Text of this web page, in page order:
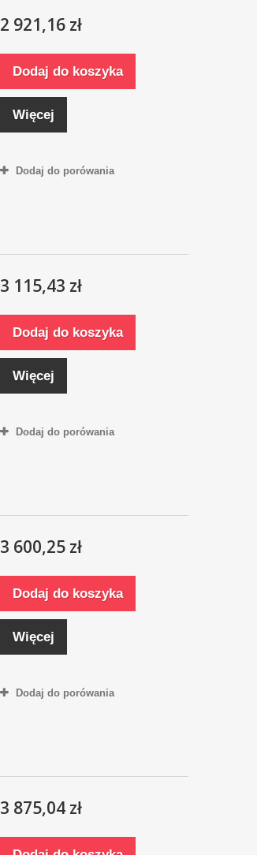
2 921,16 zł
Dodaj do koszyka
Więcej
Dodaj do porówania
3 115,43 zł
Dodaj do koszyka
Więcej
Dodaj do porówania
3 600,25 zł
Dodaj do koszyka
Więcej
Dodaj do porówania
3 875,04 zł